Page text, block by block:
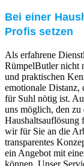
Bei einer
Profis setzen
Als erfahrene
RümpelButler nicht
und praktischen
emotionale Distanz,
für Suhl nötig ist.
uns möglich, den
Haushaltsauflösung
wir für Sie an die
transparentes
ein Angebot mit
können. Unser